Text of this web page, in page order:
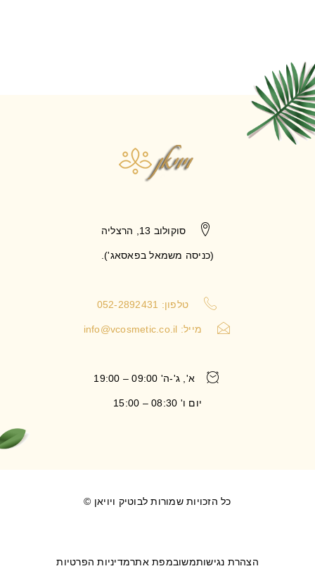
סוקולוב 13, הרצליה
(כניסה משמאל בפאסאג').
טלפון: 052-2892431
מייל:info@vcosmetic.co.il
א', ג'-ה' 09:00 – 19:00
יום ו' 08:30 – 15:00
כל הזכויות שמורות לבוטיק ויויאן ©
הצהרת נגישותמשובמפת אתרמדיניות הפרטיות